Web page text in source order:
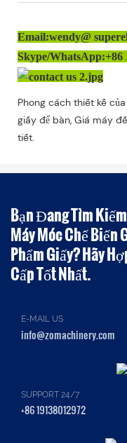
Email:wendy@
Skype/WhatsApp:+86
Phong cách thiết kế
giấy để bàn, Giá máy
tiết.
Bạn Đang Tìm
Máy Móc Chế Biến
Phẩm Giấy? Hãy
Cấp Tốt Nhất.
E-MAIL US
info@zomachinery.com
SUPPORT 24/7
+86 19138012972